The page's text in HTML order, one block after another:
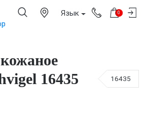
Язык 0
16435
16435